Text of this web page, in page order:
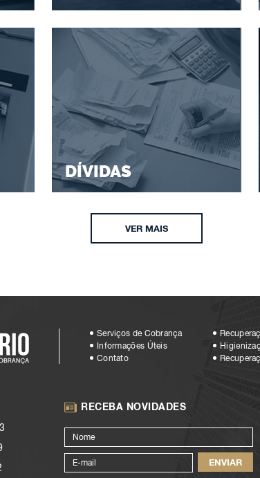
DÍVIDAS
VER MAIS
Serviços de Cobrança
Informações Úteis
Contato
RECEBA NOVIDADES